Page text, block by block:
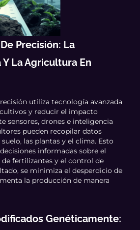
Precisión: La
La Agricultura En
utiliza tecnología avanzada
y reducir el impacto
sensores, drones e inteligencia
pueden recopilar datos
las plantas y el clima. Esto
informadas sobre el
fertilizantes y el control de
se minimiza el desperdicio de
la producción de manera
Genéticamente: